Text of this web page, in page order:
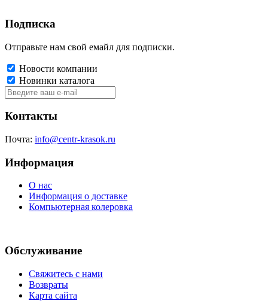
Подписка
Отправьте нам свой емайл для подписки.
Новости компании
Новинки каталога
Контакты
Почта: info@centr-krasok.ru
Информация
О нас
Информация о доставке
Компьютерная колеровка
Обслуживание
Свяжитесь с нами
Возвраты
Карта сайта